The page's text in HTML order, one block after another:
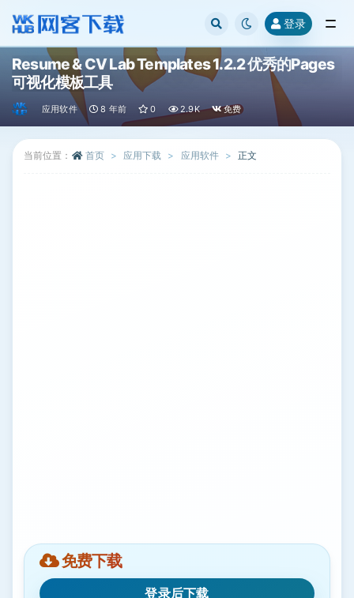
登录
Resume & CV Lab Templates 1.2.2 优秀的Pages
可视化模板工具
应用软件 8 年前 0 2.9K 免费
当前位置： 首页 应用下载 应用软件 正文
免费下载
登录后下载
全部